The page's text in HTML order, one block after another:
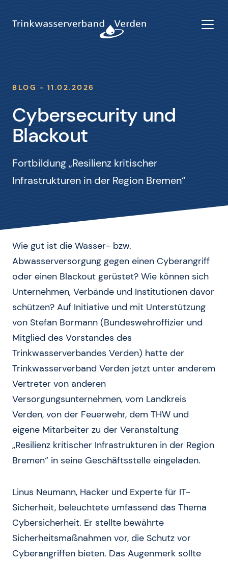
BLOG - 11.02.2026
Cybersecurity und
Blackout
Fortbildung „Resilienz kritischer
Infrastrukturen in der Region Bremen“
Wie gut ist die Wasser- bzw.
Abwasserversorgung gegen einen Cyberangriff
oder einen Blackout gerüstet? Wie können sich
Unternehmen, Verbände und Institutionen davor
schützen? Auf Initiative und mit Unterstützung
von Stefan Bormann (Bundeswehroffizier und
Mitglied des Vorstandes des
Trinkwasserverbandes Verden) hatte der
Trinkwasserverband Verden jetzt unter anderem
Vertreter von anderen
Versorgungsunternehmen, vom Landkreis
Verden, von der Feuerwehr, dem THW und
eigene Mitarbeiter zu der Veranstaltung
„Resilienz kritischer Infrastrukturen in der Region
Bremen“ in seine Geschäftsstelle eingeladen.
Linus Neumann, Hacker und Experte für IT-
Sicherheit, beleuchtete umfassend das Thema
Cybersicherheit. Er stellte bewährte
Sicherheitsmaßnahmen vor, die Schutz vor
Cyberangriffen bieten. Das Augenmerk sollte